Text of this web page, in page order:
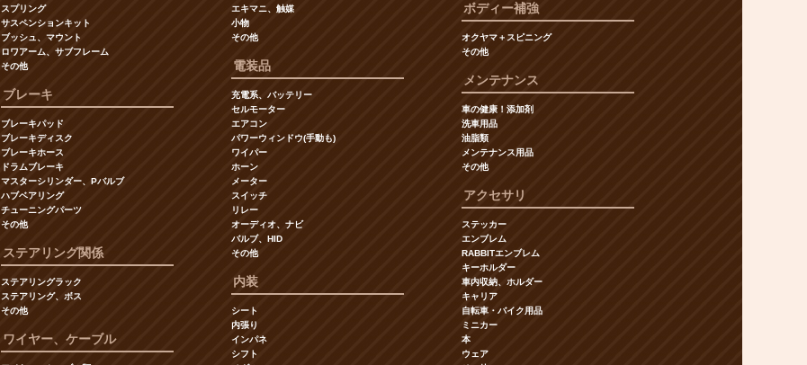
スプリング
サスペンションキット
ブッシュ、マウント
ロワアーム、サブフレーム
その他
ブレーキ
ブレーキパッド
ブレーキディスク
ブレーキホース
ドラムブレーキ
マスターシリンダー、Pバルブ
ハブベアリング
チューニングパーツ
その他
ステアリング関係
ステアリングラック
ステアリング、ボス
その他
ワイヤー、ケーブル
エキマニ、触媒
小物
その他
電装品
充電系、バッテリー
セルモーター
エアコン
パワーウィンドウ(手動も)
ワイパー
ホーン
メーター
スイッチ
リレー
オーディオ、ナビ
バルブ、HID
その他
内装
シート
内張り
インパネ
シフト
ボディー補強
オクヤマ＋スピニング
その他
メンテナンス
車の健康！添加剤
洗車用品
油脂類
メンテナンス用品
その他
アクセサリ
ステッカー
エンブレム
RABBITエンブレム
キーホルダー
車内収納、ホルダー
キャリア
自転車・バイク用品
ミニカー
本
ウェア